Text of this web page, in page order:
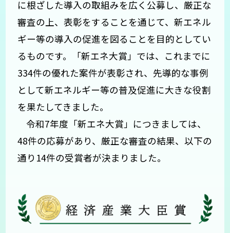
に根ざした導入の取組みを広く公募し、厳正な
審査の上、表彰をすることを通じて、新エネル
ギー等の導入の促進を図ることを目的としてい
るものです。「新エネ大賞」では、これまでに
334件の優れた案件が表彰され、先導的な事例
として新エネルギー等の普及促進に大きな役割
を果たしてきました。
令和7年度「新エネ大賞」につきましては、
48件の応募があり、厳正な審査の結果、以下の
通り14件の受賞者が決まりました。